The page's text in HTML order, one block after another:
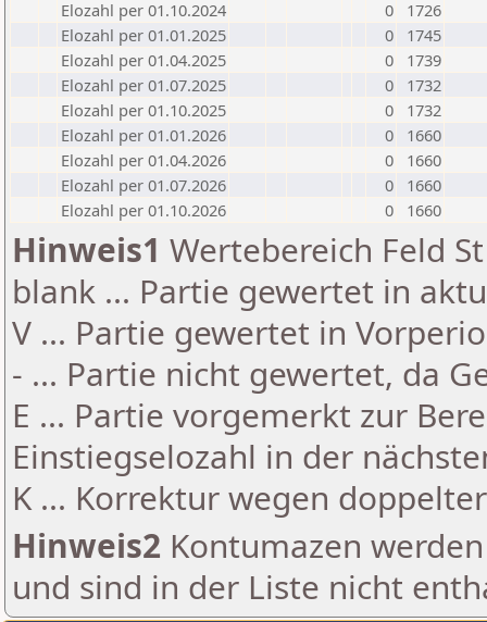
Elozahl per 01.10.2024
0
1726
Elozahl per 01.01.2025
0
1745
Elozahl per 01.04.2025
0
1739
Elozahl per 01.07.2025
0
1732
Elozahl per 01.10.2025
0
1732
Elozahl per 01.01.2026
0
1660
Elozahl per 01.04.2026
0
1660
Elozahl per 01.07.2026
0
1660
Elozahl per 01.10.2026
0 1660
Hinweis1 Wertebereich Feld
blank ... Partie gewertet in
V ... Partie gewertet in
- ... Partie nicht gewertet, da
E ... Partie vorgemerkt zur
Einstiegselozahl in der
K ... Korrektur wegen
Hinweis2 Kontumazen
und sind in der Liste nicht